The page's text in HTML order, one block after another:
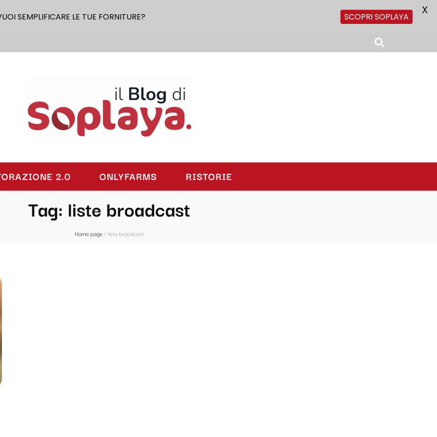
2.0 ONLYFARMS RISTORIE
Tag: liste broadcast
Home page/liste broadcast
SEMPLIFICARE LE TUE FORNITURE? SCOPRI SOPLAYA
X